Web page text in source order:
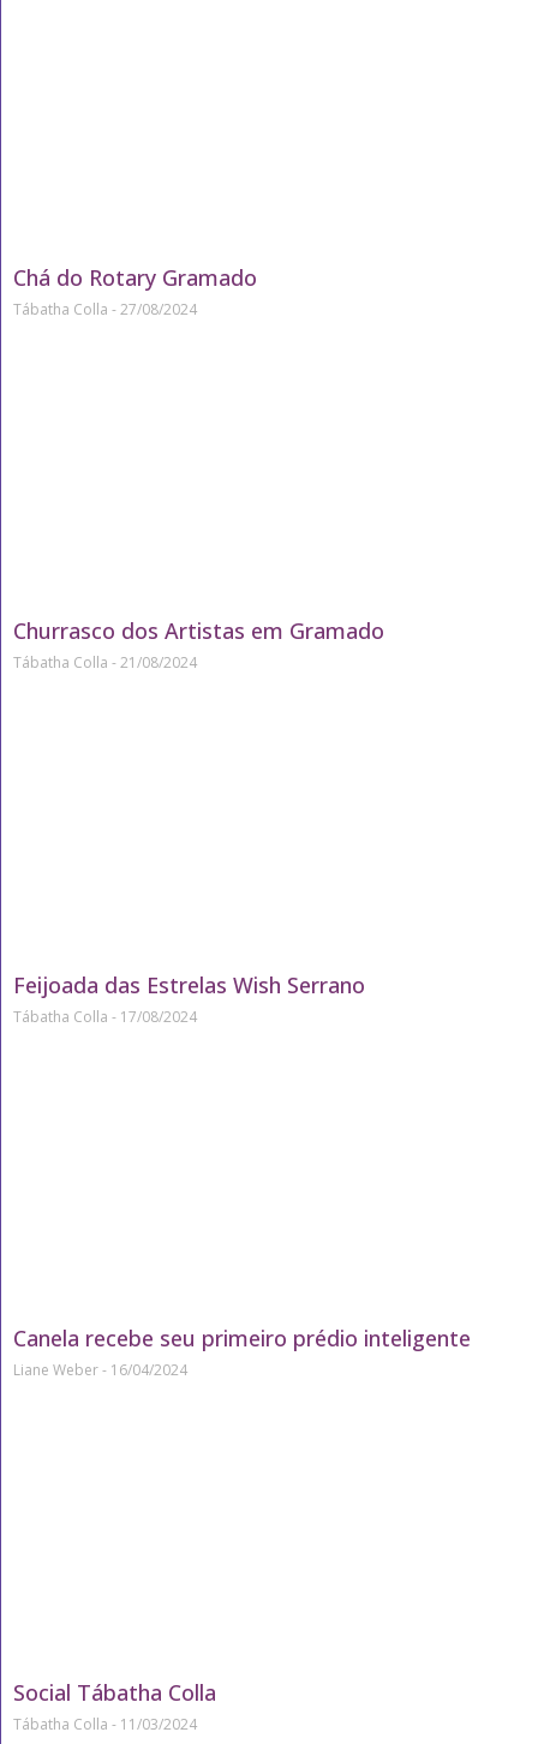
Chá do Rotary Gramado
Tábatha Colla 27/08/2024
Churrasco dos Artistas em Gramado
Tábatha Colla 21/08/2024
Feijoada das Estrelas Wish Serrano
Tábatha Colla 17/08/2024
Canela recebe seu primeiro prédio inteligente
Liane Weber 16/04/2024
Social Tábatha Colla
Tábatha Colla 11/03/2024